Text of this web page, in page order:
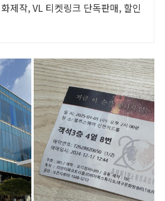
제작, VL 티켓링크 단독판매, 할인